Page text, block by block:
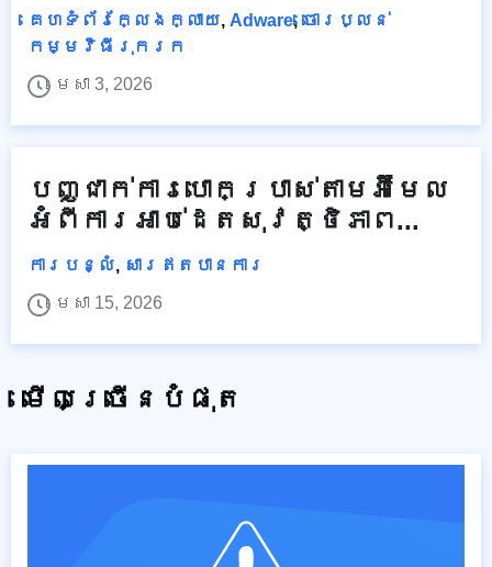
គេហទំព័រក្លែងក្លាយ, Adware, ចោរប្លន់
កម្មវិធីរុករក
មេសា 3, 2026
បញ្ជាក់ការបោកប្រាស់តាមអ៊ីមែល
អំពីការអាប់ដេតសុវត្ថិភាព...
ការបន្លំ, សារឥតបានការ
មេសា 15, 2026
មើលច្រើនបំផុត